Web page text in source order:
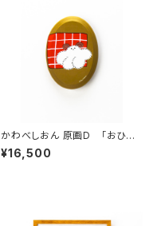
かわべしおん 原画D 「おひる
ねのお供」
¥16,500